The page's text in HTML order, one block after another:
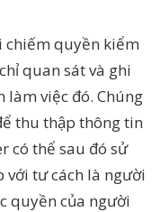
chiếm quyền kiểm
quan sát và ghi
việc đó. Chúng
thu thập thông tin
có thể sau đó sử
với tư cách là người
quyền của người